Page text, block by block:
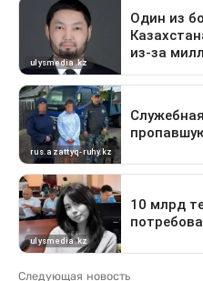
Следующая новость